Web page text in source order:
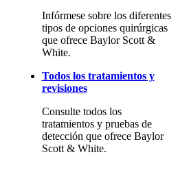
Infórmese sobre los diferentes
tipos de opciones quirúrgicas
que ofrece Baylor Scott &
White.
Todos los tratamientos y
revisiones
Consulte todos los
tratamientos y pruebas de
detección que ofrece Baylor
Scott & White.